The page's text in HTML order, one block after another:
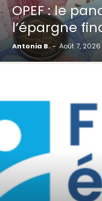
OPEF : le
l’épargne
Antonia B. - Août 7, 2026